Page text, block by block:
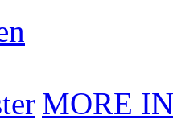
MORE